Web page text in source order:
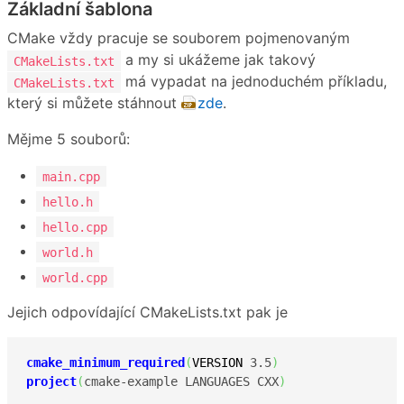
Základní šablona
CMake vždy pracuje se souborem pojmenovaným
CMakeLists.txt a my si ukážeme jak takový
CMakeLists.txt
má vypadat na jednoduchém příkladu,
který si můžete stáhnout
zde.
Mějme 5 souborů:
main.cpp
hello.h
hello.cpp
world.h
world.cpp
Jejich odpovídající CMakeLists.txt pak je
cmake_minimum_required (VERSION 3.5)
project(cmake-example LANGUAGES CXX)